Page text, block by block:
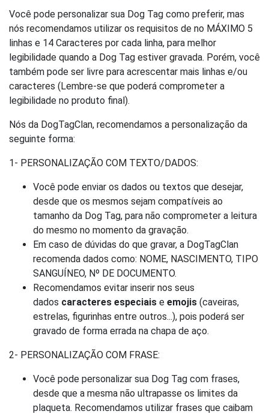
Você pode personalizar sua Dog Tag como preferir, mas
nós recomendamos utilizar os requisitos de no MÁXIMO 5
linhas e 14 Caracteres por cada linha, para melhor
legibilidade quando a Dog Tag estiver gravada. Porém, você
também pode ser livre para acrescentar mais linhas e/ou
caracteres (Lembre-se que poderá comprometer a
legibilidade no produto final).
Nós da DogTagClan, recomendamos a personalização da
seguinte forma:
1- PERSONALIZAÇÃO COM TEXTO/DADOS:
Você pode enviar os dados ou textos que desejar,
desde que os mesmos sejam compatíveis ao
tamanho da Dog Tag, para não comprometer a leitura
do mesmo no momento da gravação.
Em caso de dúvidas do que gravar, a DogTagClan
recomenda dados como: NOME, NASCIMENTO, TIPO
SANGUÍNEO, Nº DE DOCUMENTO.
Recomendamos evitar inserir nos seus
dados caracteres especiais e emojis (caveiras,
estrelas, figurinhas entre outros...), pois poderá ser
gravado de forma errada na chapa de aço.
2- PERSONALIZAÇÃO COM FRASE:
Você pode personalizar sua Dog Tag com frases,
desde que a mesma não ultrapasse os limites da
plaqueta. Recomendamos utilizar frases que caibam